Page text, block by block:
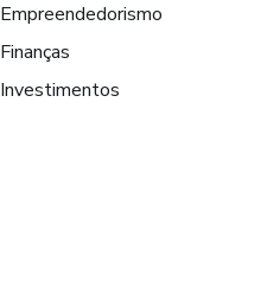
Empreendedorismo
Finanças
Investimentos